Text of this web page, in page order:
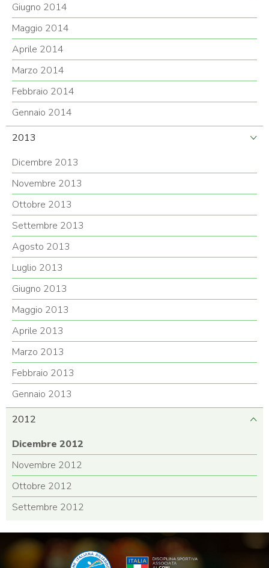
Giugno 2014
Maggio 2014
Aprile 2014
Marzo 2014
Febbraio 2014
Gennaio 2014
2013
Dicembre 2013
Novembre 2013
Ottobre 2013
Settembre 2013
Agosto 2013
Luglio 2013
Giugno 2013
Maggio 2013
Aprile 2013
Marzo 2013
Febbraio 2013
Gennaio 2013
2012
Dicembre 2012
Novembre 2012
Ottobre 2012
Settembre 2012